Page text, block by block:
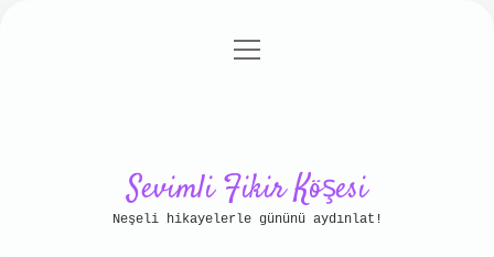
Gizlilik Politikası
menüyü
Sevimli Fikir Köşesi
Neşeli hikayelerle gününü aydınlat!